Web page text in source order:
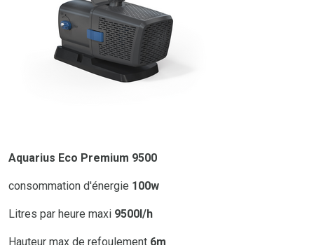
Aquarius Eco Premium 9500
consommation d'énergie 100w
Litres par heure maxi 9500l/h
Hauteur max de refoulement 6m